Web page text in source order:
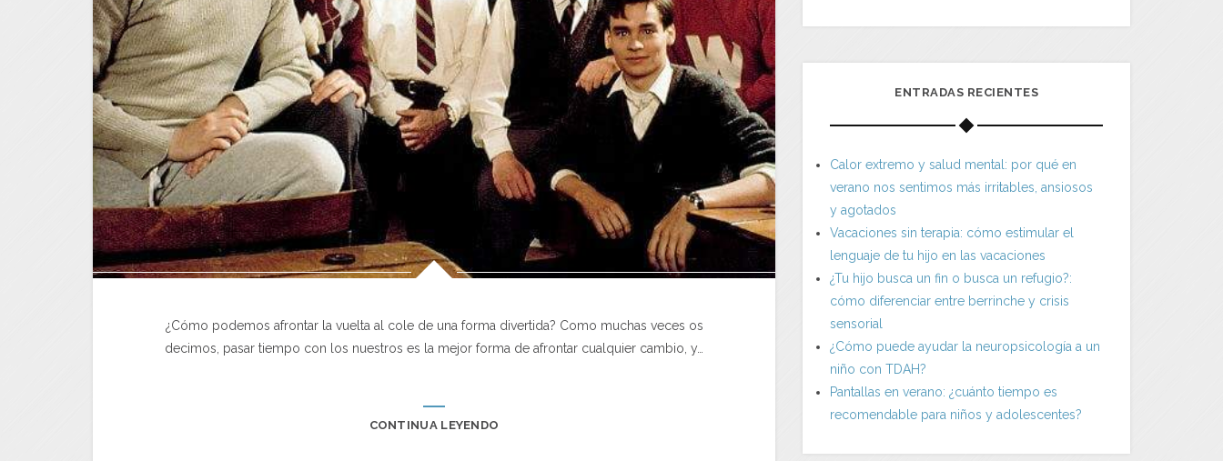
¿Cómo podemos afrontar la vuelta al cole de una forma divertida? Como muchas veces os
decimos, pasar tiempo con los nuestros es la mejor forma de afrontar cualquier cambio, y…
CONTINUA LEYENDO
ENTRADAS RECIENTES
Calor extremo y salud mental: por qué en
verano nos sentimos más irritables, ansiosos
y agotados
Vacaciones sin terapia: cómo estimular el
lenguaje de tu hijo en las vacaciones
¿Tu hijo busca un fin o busca un refugio?:
cómo diferenciar entre berrinche y crisis
sensorial
¿Cómo puede ayudar la neuropsicología a un
niño con TDAH?
Pantallas en verano: ¿cuánto tiempo es
recomendable para niños y adolescentes?